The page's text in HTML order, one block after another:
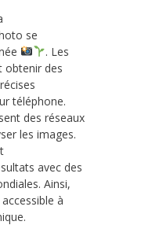
se
. Les
obtenir des
téléphone.
des réseaux
les images.
avec des
Ainsi,
à